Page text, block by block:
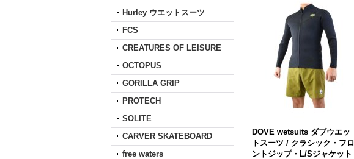
Hurley ウエットスーツ
FCS
CREATURES OF LEISURE
OCTOPUS
GORILLA GRIP
PROTECH
SOLITE
CARVER SKATEBOARD
free waters
DOVE wetsuits ダブウエッ
トスーツ / クラシック・フロ
ントジップ・L/Sジャケット